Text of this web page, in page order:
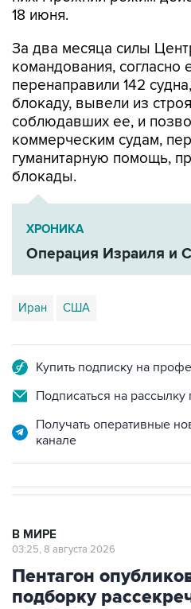
За два месяца силы
перенаправили 142
блокаду, вывели из
соблюдавших ее, и
коммерческим судам,
гуманитарную помощь,
блокады.
ХРОНИКА
Операция Израиля и
Иран США
Подписаться на рассылку
Получать оперативные
Пентагон
подборку
об НЛО